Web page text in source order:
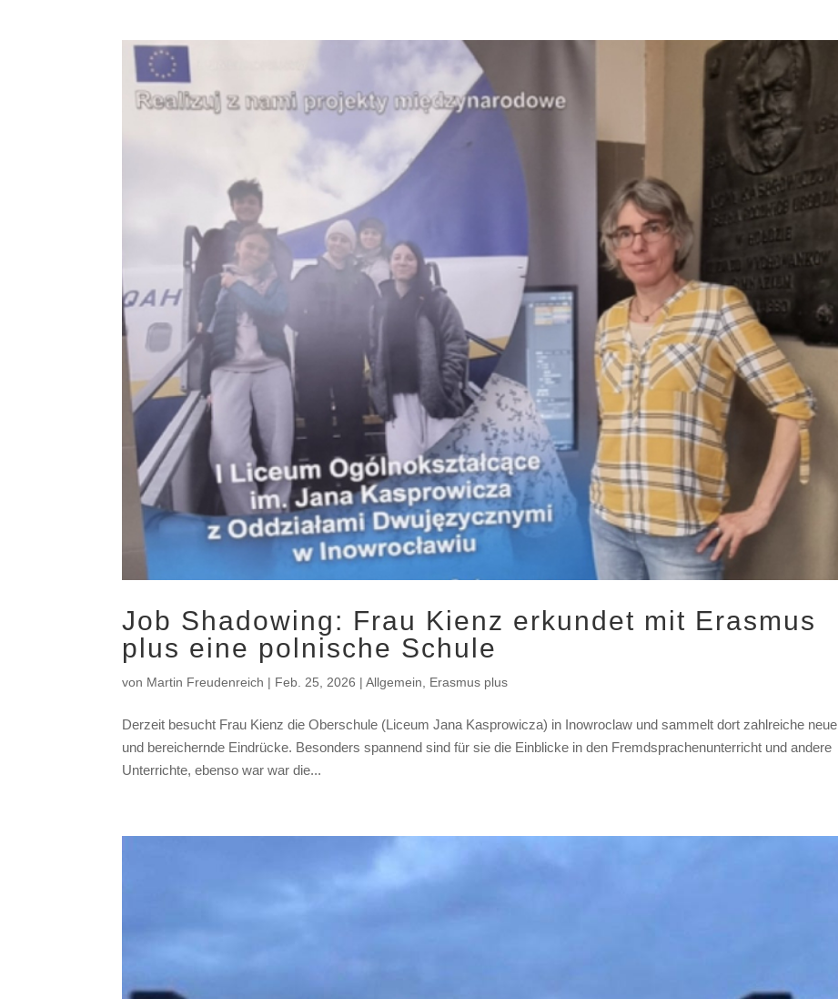
Job Shadowing: Frau Kienz erkundet mit Erasmus
plus eine polnische Schule
von Martin Freudenreich | Feb. 25, 2026 |Allgemein Erasmus plus
Derzeit besucht Frau Kienz die Oberschule (Liceum Jana Kasprowicza) in Inowroclaw und sammelt dort zahlreiche neue
und bereichernde Eindrücke. Besonders spannend sind für sie die Einblicke in den Fremdsprachenunterricht und andere
Unterrichte, ebenso war war die...